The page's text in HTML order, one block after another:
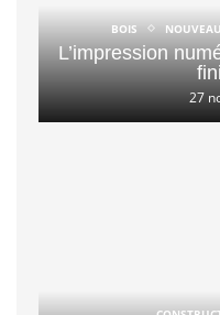
BOIS
L’impression
27